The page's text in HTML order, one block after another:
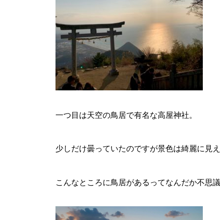
一つ目は天空の鳥居で有名な高屋神社。
少しだけ曇っていたのですが景色は綺麗に見
こんなところに鳥居があるってなんだか不思議